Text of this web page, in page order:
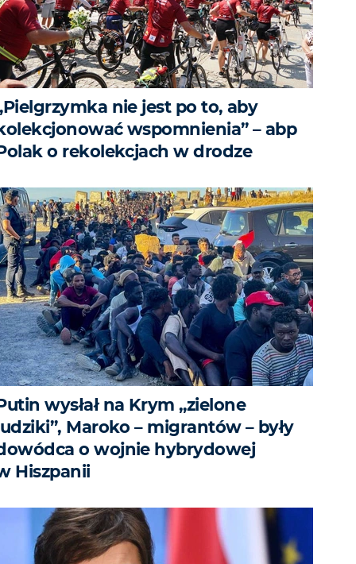
nie jest po to, aby
wspomnienia” – abp
o rekolekcjach w drodze
wysłał na Krym „zielone
Maroko – migrantów – były
o wojnie hybrydowej
Hiszpanii